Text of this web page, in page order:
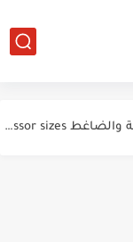
الحجم المناسب للثلاجة والضاغط refrigerator compressor sizes